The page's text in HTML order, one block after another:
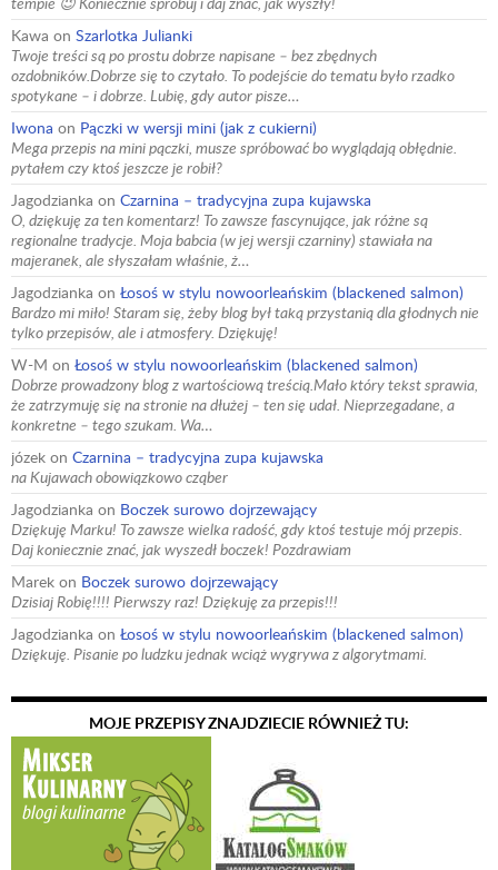
Kawa on Szarlotka Julianki
Twoje treści są po prostu dobrze napisane – bez zbędnych
ozdobników.Dobrze się to czytało. To podejście do tematu było rzadko
spotykane – i dobrze. Lubię, gdy autor pisze…
Iwona on Pączki w wersji mini (jak z cukierni)
Mega przepis na mini pączki, musze spróbować bo wyglądają obłędnie.
pytałem czy ktoś jeszcze je robił?
Jagodzianka on Czarnina – tradycyjna zupa kujawska
O, dziękuję za ten komentarz! To zawsze fascynujące, jak różne są
regionalne tradycje. Moja babcia (w jej wersji czarniny) stawiała na
majeranek, ale słyszałam właśnie, ż…
Jagodzianka on Łosoś w stylu nowoorleańskim (blackened salmon)
Bardzo mi miło! Staram się, żeby blog był taką przystanią dla głodnych nie
tylko przepisów, ale i atmosfery. Dziękuję!
W-M on Łosoś w stylu nowoorleańskim (blackened salmon)
Dobrze prowadzony blog z wartościową treścią.Mało który tekst sprawia,
że zatrzymuję się na stronie na dłużej – ten się udał. Nieprzegadane, a
konkretne – tego szukam. Wa…
józek on Czarnina – tradycyjna zupa kujawska
na Kujawach obowiązkowo cząber
Jagodzianka on Boczek surowo dojrzewający
Dziękuję Marku! To zawsze wielka radość, gdy ktoś testuje mój przepis.
Daj koniecznie znać, jak wyszedł boczek! Pozdrawiam
Marek on Boczek surowo dojrzewający
Dzisiaj Robię!!!! Pierwszy raz! Dziękuję za przepis!!!
Jagodzianka on Łosoś w stylu nowoorleańskim (blackened salmon)
Dziękuję. Pisanie po ludzku jednak wciąż wygrywa z algorytmami.
MOJE PRZEPISY ZNAJDZIECIE RÓWNIEŻ TU: